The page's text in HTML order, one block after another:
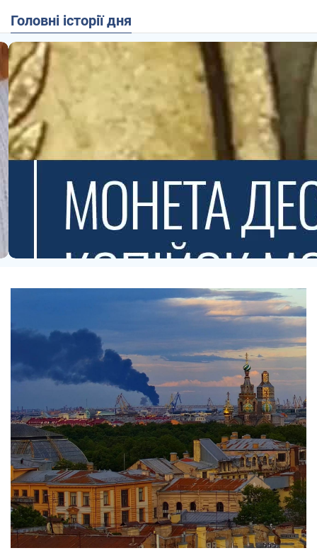
Головні історії дня